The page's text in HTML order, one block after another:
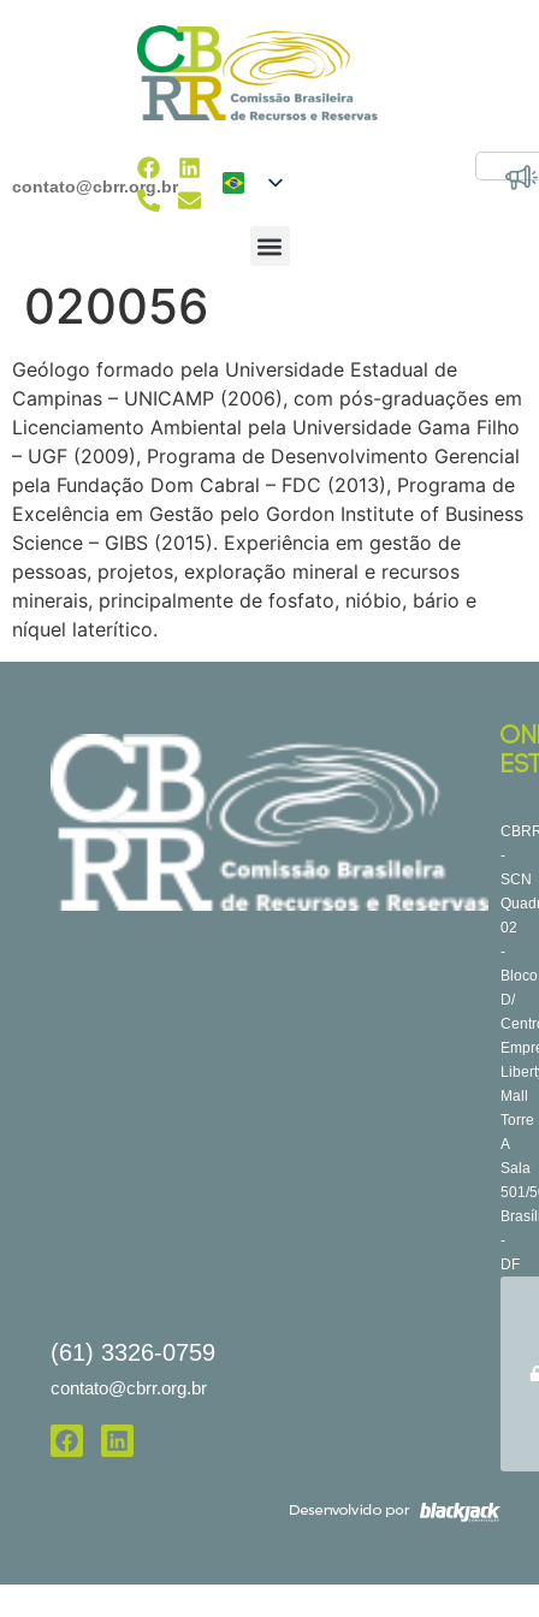
contato@cbrr.org.br
020056
Geólogo formado pela Universidade Estadual de
Campinas – UNICAMP (2006), com pós-graduações em
Licenciamento Ambiental pela Universidade Gama Filho
– UGF (2009), Programa de Desenvolvimento Gerencial
pela Fundação Dom Cabral – FDC (2013), Programa de
Excelência em Gestão pelo Gordon Institute of Business
Science – GIBS (2015). Experiência em gestão de
pessoas, projetos, exploração mineral e recursos
minerais, principalmente de fosfato, nióbio, bário e
níquel laterítico.
(61) 3326-0759
contato@cbrr.org.br
-
SCN
02
-
Bloco
D/
Mall
Torre
A
Sala
501/
-
DF